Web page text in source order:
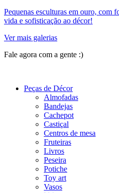
Pequenas esculturas em ouro, com
vida e sofisticação ao décor!
Ver mais galerias
Fale agora com a gente :)
Peças de Décor
Almofadas
Bandejas
Cachepot
Castiçal
Centros de mesa
Fruteiras
Livros
Peseira
Potiche
Toy art
Vasos